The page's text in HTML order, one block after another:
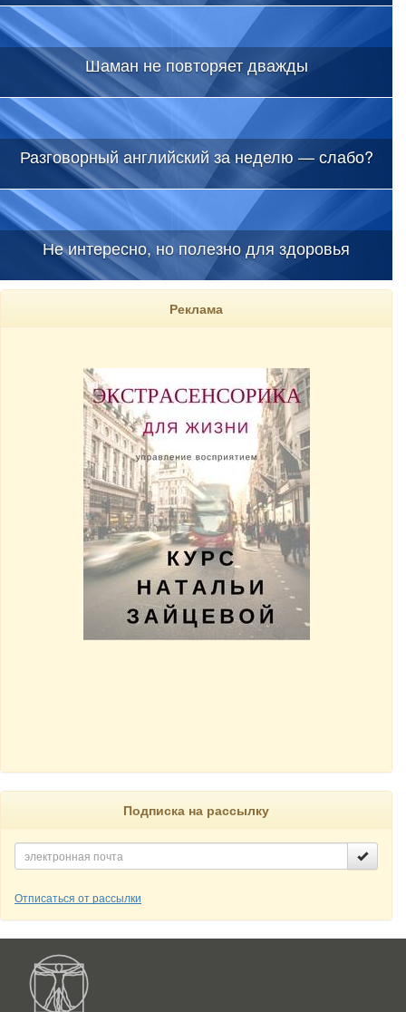
Шаман не повторяет дважды
Разговорный английский за неделю — слабо?
Не интересно, но полезно для здоровья
Реклама
Подписка на рассылку
Отписаться от рассылки